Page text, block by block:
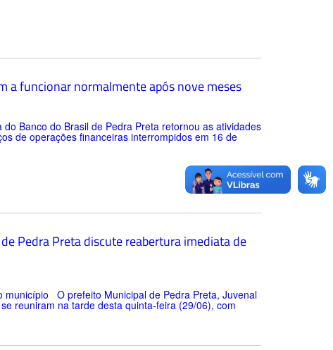
a funcionar normalmente após nove meses
Banco do Brasil de Pedra Preta retornou as atividades
de operações financeiras interrompidos em 16 de
Pedra Preta discute reabertura imediata de
município O prefeito Municipal de Pedra Preta, Juvenal
reuniram na tarde desta quinta-feira (29/06), com